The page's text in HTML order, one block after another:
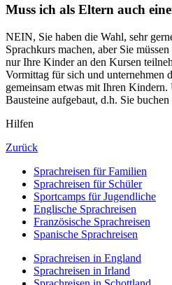
Muss ich als Eltern auch
NEIN, Sie haben die Wahl, sehr
Sprachkurs machen, aber Sie
nur Ihre Kinder an den Kursen
Vormittag für sich und unternehmen
gemeinsam etwas mit Ihren
Bausteine aufgebaut, d.h. Sie
Hilfen
Zurück
Sprachreisen für Familien
Sprachreisen für Schüler
Sportcamps für Jugendliche
Englische Sprachreisen
Französische Sprachreisen
Spanische Sprachreisen
Sprachreisen in England
Sprachreisen in Irland